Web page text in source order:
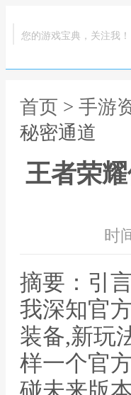
您的游戏宝典，关注我！
首页 > 手游
秘密通道
王者荣
时
摘要：引
我深知官
装备,新玩
样一个官